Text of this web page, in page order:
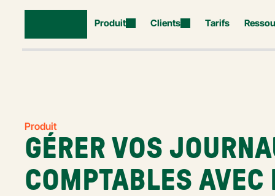
Produit Clients Tarifs
Produit
GÉRER VOS
COMPTABLES AVEC